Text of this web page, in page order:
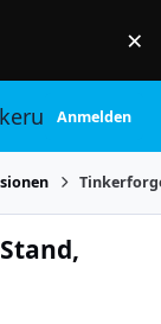
×
Anmelden